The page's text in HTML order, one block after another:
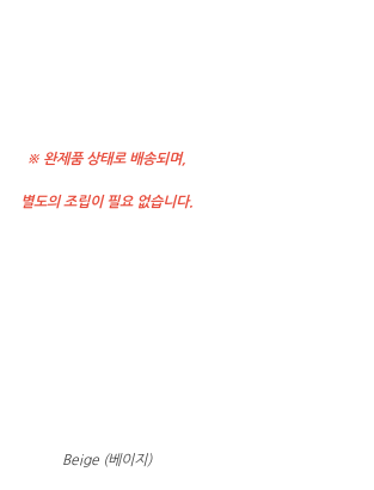
※ 완제품 상태로 배송되며,
별도의 조립이 필요 없습니다.
Beige (베이지)